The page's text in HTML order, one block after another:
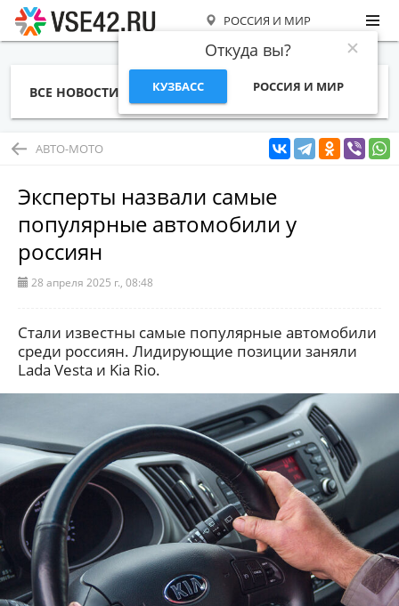
РОССИЯ И МИР
Откуда вы?
КУЗБАСС РОССИЯ И МИР
ВСЕ НОВОСТИ СТАТЬИ ТЕМЫ ФОТО
АВТО-МОТО
Эксперты назвали самые
популярные автомобили у
россиян
28 апреля 2025 г., 08:48
Стали известны самые популярные автомобили
среди россиян. Лидирующие позиции заняли
Lada Vesta и Kia Rio.